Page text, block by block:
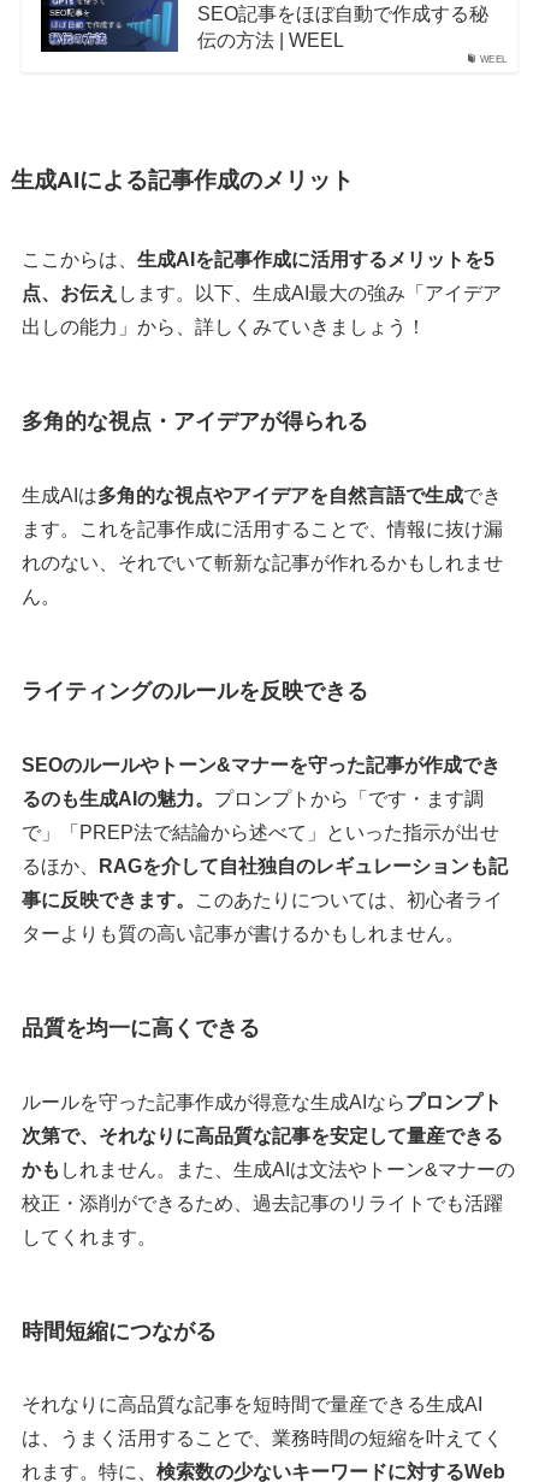
WEEL
SEO記事をほぼ自動で作成する秘
伝の方法 | WEEL
生成AIによる記事作成のメリット
ここからは、 生成AIを記事作成に活用するメリットを5
点、お伝え します。以下、生成AI最大の強み「アイデア
出しの能力」から、詳しくみていきましょう！
多角的な視点・アイデアが得られる
生成AIは多角的な視点やアイデアを自然言語で生成でき
ます。これを記事作成に活用することで、情報に抜け漏
れのない、それでいて斬新な記事が作れるかもしれませ
ん。
ライティングのルールを反映できる
SEOのルールやトーン&マナーを守った記事が作成でき
るのも生成AIの魅力。 プロンプトから「です・ます調
で」「PREP法で結論から述べて」といった指示が出せ
るほか、
RAGを介して自社独自のレギュレーションも記
事に反映できます。
このあたりについては、初心者ライ
ターよりも質の高い記事が書けるかもしれません。
品質を均一に高くできる
ルールを守った記事作成が得意な生成AIならプロンプト
次第で、それなりに高品質な記事を安定して量産できる
かも しれません。また、生成AIは文法やトーン&マナーの
校正・添削ができるため、過去記事のリライトでも活躍
してくれます。
時間短縮につながる
それなりに高品質な記事を短時間で量産できる生成AI
は、うまく活用することで、業務時間の短縮を叶えてく
れます。特に、 検索数の少ないキーワードに対するWeb